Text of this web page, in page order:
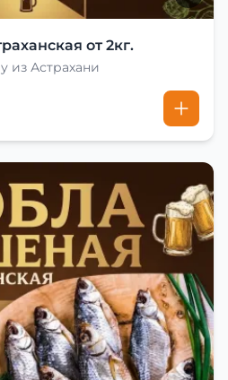
от 2кг.
из Астрахани